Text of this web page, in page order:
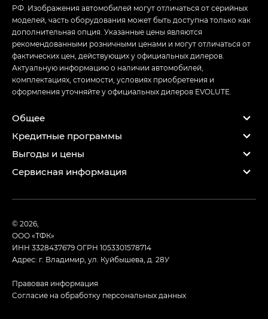
РФ. Изображения автомобилей могут отличаться от серийных
моделей, часть оборудования может быть доступна только как
дополнительная опция. Указанные цены являются
рекомендованными розничными ценами и могут отличаться от
фактических цен, действующих у официальных дилеров.
Актуальную информацию о наличии автомобилей,
комплектациях, стоимости, условиях приобретения и
оформления уточняйте у официальных дилеров EVOLUTE.
Общее
Кредитные программы
Выгоды и цены
Сервисная информация
© 2026,
ООО «ТФК»
ИНН 3328437679ОГРН 1053301578714
Адрес: г. Владимир, ул. Куйбышева, д. 28У
Правовая информация
Согласие на обработку персональных данных